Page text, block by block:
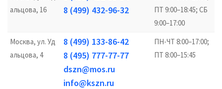
альцова, 16
8 (499) 432-96-32
ПТ 9:00–18:45; СБ
9:00–17:00
Москва, ул. Уд
альцова, 4
8 (499) 133-86-42
8 (495) 777-77-77
dszn@mos.ru
info@kszn.ru
ПН-ЧТ 8:00–17:00;
ПТ 8:00–15:45